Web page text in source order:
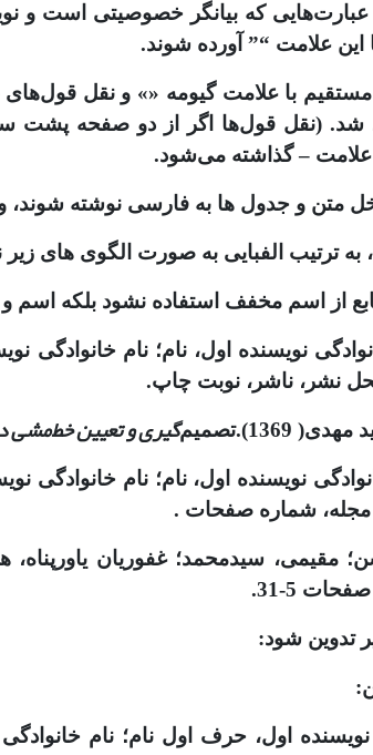
عبارت‌هایی که بیان­گر خصوصیتی است و
این علامت “” آورده شوند.
مستقیم با علامت گیومه «» و نقل
شد. (نقل قول‌ها اگر از دو صفحه
– گذاشته می‌شود.
از اسم مخفف استفاده نشود بلکه اسم
نویسنده اول، نام؛ نام خانوادگی
نشر، ناشر، نوبت چاپ.
‌گیری و تعیین خط‌مشی
نویسنده اول، نام؛ نام خانوادگی
مجله، شماره صفحات .
غفوریان یاورپناه، هادی (1392). تحلیل رابطة فرهنگ سازمانی کارآفرینانه و
تدوین شود:
اول، حرف اول نام؛ نام